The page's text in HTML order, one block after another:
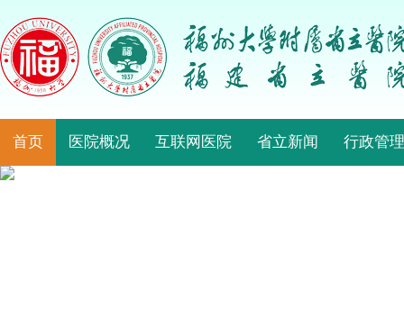
首页 医院概况 互联网医院 省立新闻 行政管理